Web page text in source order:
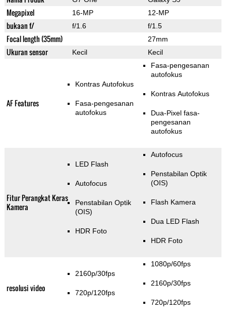
Megapixel 16-MP 12-MP
bukaan f/ f/1.6 f/1.5
Focal length (35mm) 27mm
Ukuran sensor Kecil Kecil
AF Features
Kontras Autofokus
Fasa-pengesanan
autofokus
Fasa-pengesanan
autofokus
Kontras Autofokus
Dua-Pixel fasa-
pengesanan
autofokus
Fitur Perangkat Keras
Kamera
LED Flash
Autofocus
Penstabilan Optik
(OIS)
HDR Foto
Autofocus
Penstabilan Optik
(OIS)
Flash Kamera
Dua LED Flash
HDR Foto
resolusi video
2160p/30fps
720p/120fps
1080p/60fps
2160p/30fps
720p/120fps